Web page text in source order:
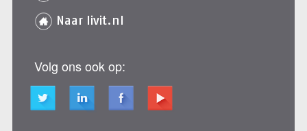
Naar livit.nl
Volg ons ook op: